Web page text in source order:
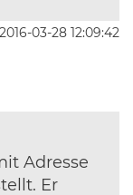
03-28 12:09:42
Adresse
Er